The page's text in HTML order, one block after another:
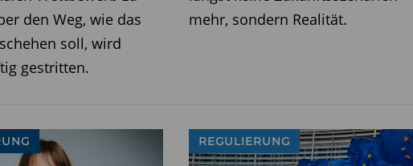
auch über Persönliches geredet. Und nicht
klar, wann ein aufzeichnungspflichtiges
und nicht aufzunehmende Inhalte beginnen. Die
Auseinandersetzungen mit Beratungs-Kunden
sorgen.
den Weg, wie das
soll, wird
gestritten.
mehr, sondern Realität.
REGULIERUNG